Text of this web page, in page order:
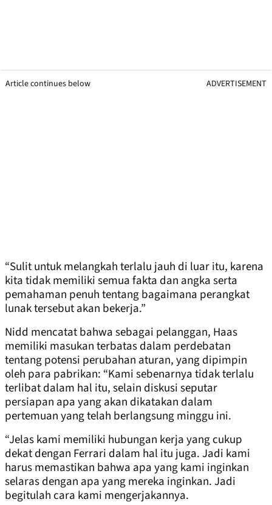
Article continues below ADVERTISEMENT
“Sulit untuk melangkah terlalu jauh di luar itu, karena
kita tidak memiliki semua fakta dan angka serta
pemahaman penuh tentang bagaimana perangkat
lunak tersebut akan bekerja.”
Nidd mencatat bahwa sebagai pelanggan, Haas
memiliki masukan terbatas dalam perdebatan
tentang potensi perubahan aturan, yang dipimpin
oleh para pabrikan: “Kami sebenarnya tidak terlalu
terlibat dalam hal itu, selain diskusi seputar
persiapan apa yang akan dikatakan dalam
pertemuan yang telah berlangsung minggu ini.
“Jelas kami memiliki hubungan kerja yang cukup
dekat dengan Ferrari dalam hal itu juga. Jadi kami
harus memastikan bahwa apa yang kami inginkan
selaras dengan apa yang mereka inginkan. Jadi
begitulah cara kami mengerjakannya.